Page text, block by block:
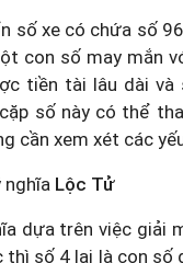
số xe có chứa số
con số may mắn
tiền tài lâu dài và
số này có thể
cần xem xét các
nghĩa Lộc Tử
dựa trên việc giải
số 4 lại là con số